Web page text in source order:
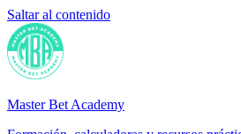
Saltar al contenido
Master Bet Academy